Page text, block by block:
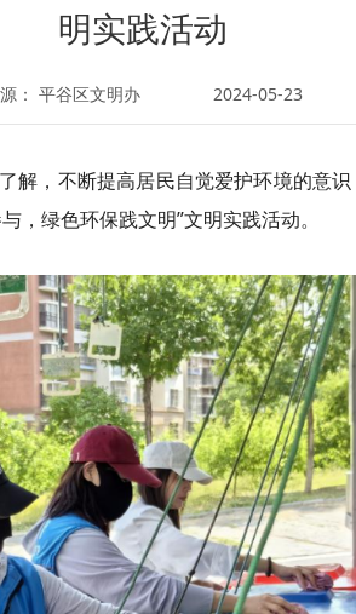
明实践活动
： 平谷区文明办 2024-05-23
解，不断提高居民自觉爱护环境的意
，绿色环保践文明”文明实践活动。